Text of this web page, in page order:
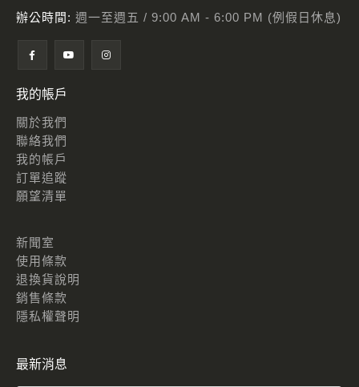
辦公時間: 週一至週五 / 9:00 AM - 6:00 PM (例假日休息)
我的帳戶
關於我們
聯絡我們
我的帳戶
訂單追蹤
願望清單
新聞室
使用條款
退換貨說明
銷售條款
隱私權聲明
最新消息